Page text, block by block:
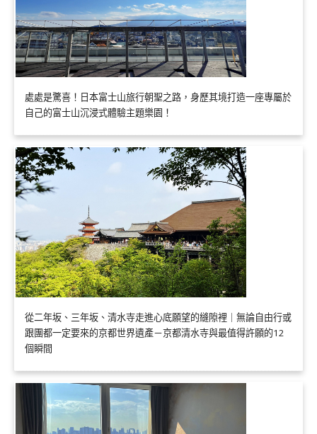
處處是驚喜！日本富士山旅行朝聖之路，身歷其境打造一座專屬於
自己的富士山沉浸式體驗主題樂園！
從二年坂、三年坂、清水寺走進心底願望的縫隙裡｜無論自由行或
跟團都一定要來的京都世界遺產－京都清水寺與最值得許願的12
個瞬間